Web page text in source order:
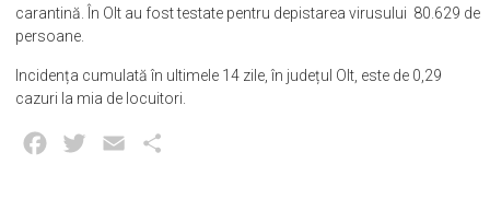
carantină. În Olt au fost testate pentru depistarea virusului 80.629 de
persoane.
Incidența cumulată în ultimele 14 zile, în județul Olt, este de 0,29
cazuri la mia de locuitori.
Facebook
Twitter Email